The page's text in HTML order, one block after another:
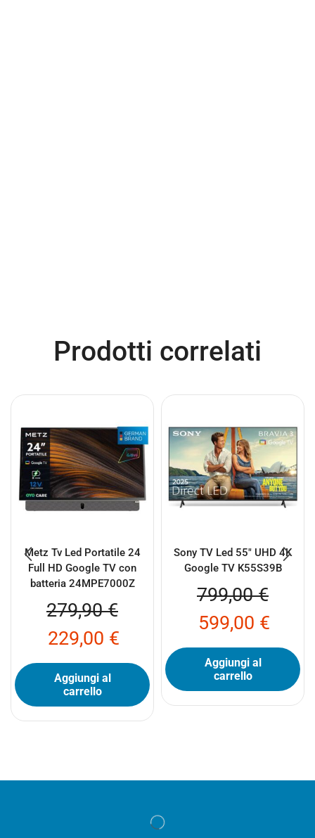
Prodotti correlati
Metz Tv Led Portatile 24
Full HD Google TV con
batteria 24MPE7000Z
279,90€
229,00 €
Aggiungi al
carrello
Sony TV Led 55″ UHD 4K
Google TV K55S39B
799,00€
599,00 €
Aggiungi al
carrello